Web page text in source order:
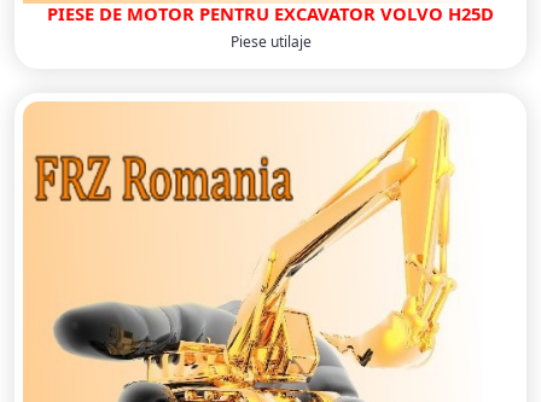
PIESE DE MOTOR PENTRU EXCAVATOR VOLVO H25D
Piese utilaje